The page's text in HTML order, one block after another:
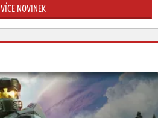
VÍCE NOVINEK